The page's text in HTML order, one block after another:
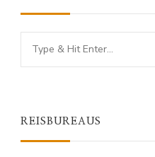
Looking
for
REISBUREAUS